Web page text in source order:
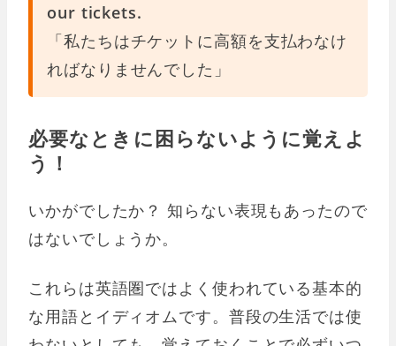
our tickets.
「私たちはチケットに高額を支払わなけ
ればなりませんでした」
必要なときに困らないように覚えよ
う！
いかがでしたか？ 知らない表現もあったので
はないでしょうか。
これらは英語圏ではよく使われている基本的
な用語とイディオムです。普段の生活では使